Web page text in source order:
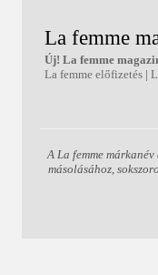
La femme
Új! La femme
La femme előfizetés |
A La femme
másolásához,